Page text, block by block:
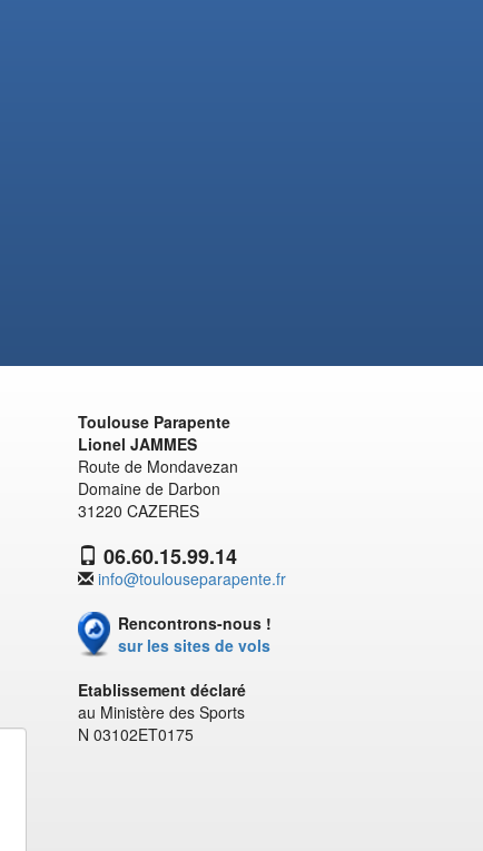
Toulouse Parapente
Lionel JAMMES
Route de Mondavezan
Domaine de Darbon
31220 CAZERES
06.60.15.99.14
info@toulouseparapente.fr
Rencontrons-nous !
sur les sites de vols
Etablissement déclaré
au Ministère des Sports
N 03102ET0175